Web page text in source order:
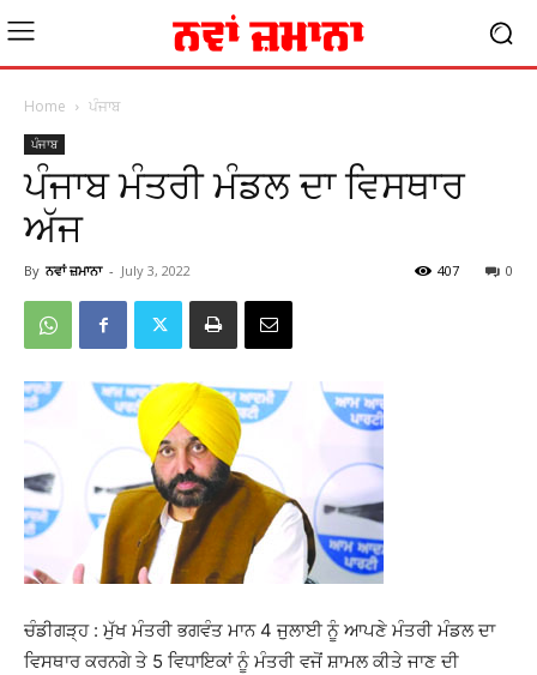
Home ਪੰਜਾਬ
ਪੰਜਾਬ
ਪੰਜਾਬ ਮੰਤਰੀ ਮੰਡਲ ਦਾ ਵਿਸਥਾਰ
ਅੱਜ
By ਨਵਾਂ ਜ਼ਮਾਨਾ - July 3, 2022 0
407
ਚੰਡੀਗੜ੍ਹ : ਮੁੱਖ ਮੰਤਰੀ ਭਗਵੰਤ ਮਾਨ 4 ਜੁਲਾਈ ਨੂੰ ਆਪਣੇ ਮੰਤਰੀ ਮੰਡਲ ਦਾ
ਵਿਸਥਾਰ ਕਰਨਗੇ ਤੇ 5 ਵਿਧਾਇਕਾਂ ਨੂੰ ਮੰਤਰੀ ਵਜੋਂ ਸ਼ਾਮਲ ਕੀਤੇ ਜਾਣ ਦੀ